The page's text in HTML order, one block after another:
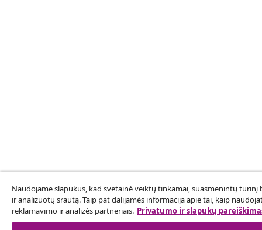
Naudojame slapukus, kad svetainė veiktų tinkamai, suasmenintų turinį
ir analizuotų srautą. Taip pat dalijamės informacija apie tai, kaip
reklamavimo ir analizės partneriais. Privatumo ir slapukų